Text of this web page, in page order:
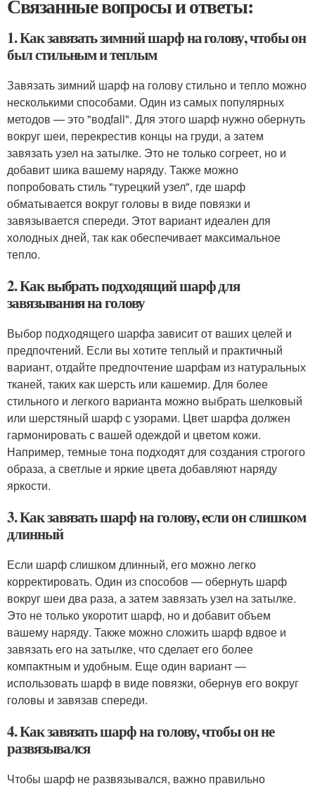
Связанные вопросы и ответы:
1. Как завязать зимний шарф на голову, чтобы он
был стильным и теплым
Завязать зимний шарф на голову стильно и тепло можно
несколькими способами. Один из самых популярных
методов — это "водfall". Для этого шарф нужно обернуть
вокруг шеи, перекрестив концы на груди, а затем
завязать узел на затылке. Это не только согреет, но и
добавит шика вашему наряду. Также можно
попробовать стиль "турецкий узел", где шарф
обматывается вокруг головы в виде повязки и
завязывается спереди. Этот вариант идеален для
холодных дней, так как обеспечивает максимальное
тепло.
2. Как выбрать подходящий шарф для
завязывания на голову
Выбор подходящего шарфа зависит от ваших целей и
предпочтений. Если вы хотите теплый и практичный
вариант, отдайте предпочтение шарфам из натуральных
тканей, таких как шерсть или кашемир. Для более
стильного и легкого варианта можно выбрать шелковый
или шерстяный шарф с узорами. Цвет шарфа должен
гармонировать с вашей одеждой и цветом кожи.
Например, темные тона подходят для создания строгого
образа, а светлые и яркие цвета добавляют наряду
яркости.
3. Как завязать шарф на голову, если он слишком
длинный
Если шарф слишком длинный, его можно легко
корректировать. Один из способов — обернуть шарф
вокруг шеи два раза, а затем завязать узел на затылке.
Это не только укоротит шарф, но и добавит объем
вашему наряду. Также можно сложить шарф вдвое и
завязать его на затылке, что сделает его более
компактным и удобным. Еще один вариант —
использовать шарф в виде повязки, обернув его вокруг
головы и завязав спереди.
4. Как завязать шарф на голову, чтобы он не
развязывался
Чтобы шарф не развязывался, важно правильно